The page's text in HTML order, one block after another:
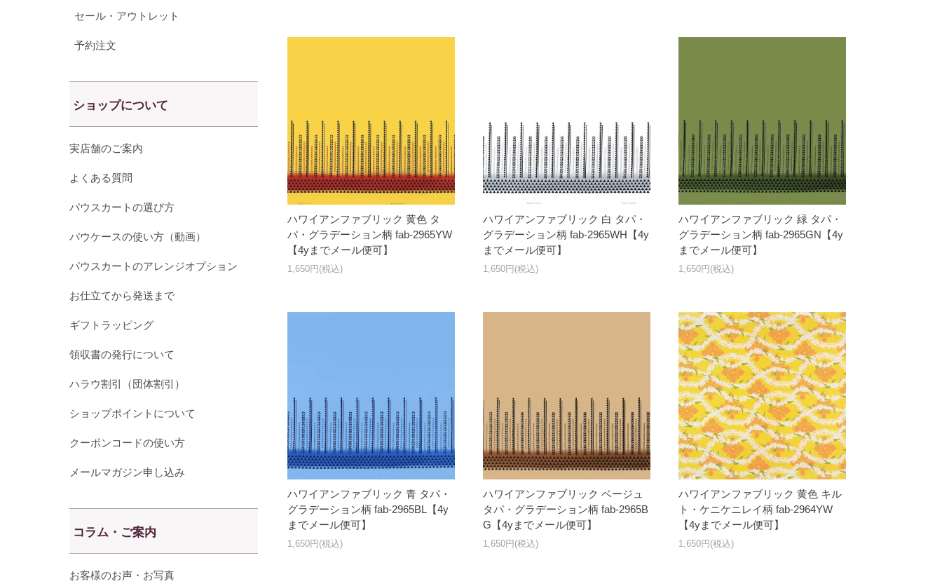
ハワイアンファブリック 黄色 タ
パ・グラデーション柄 fab-2965YW
【4yまでメール便可】
1,650円(税込)
ハワイアンファブリック 白 タパ・
グラデーション柄 fab-2965WH【4y
までメール便可】
1,650円(税込)
ハワイアンファブリック 緑 タパ・
グラデーション柄 fab-2965GN【4y
までメール便可】
1,650円(税込)
ハワイアンファブリック 青 タパ・
グラデーション柄 fab-2965BL【4y
までメール便可】
1,650円(税込)
ハワイアンファブリック ベージュ
タパ・グラデーション柄 fab-2965B
G【4yまでメール便可】
1,650円(税込)
ハワイアンファブリック 黄色 キル
ト・ケニケニレイ柄 fab-2964YW
【4yまでメール便可】
1,650円(税込)
セール・アウトレット
予約注文
ショップについて
実店舗のご案内
よくある質問
パウスカートの選び方
パウケースの使い方（動画）
パウスカートのアレンジオプション
お仕立てから発送まで
ギフトラッピング
領収書の発行について
ハラウ割引（団体割引）
ショップポイントについて
クーポンコードの使い方
メールマガジン申し込み
コラム・ご案内
お客様のお声・お写真